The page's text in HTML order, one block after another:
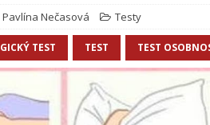
Pavlína Nečasová Testy
TEST TEST TEST